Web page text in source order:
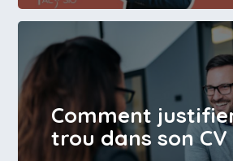
Comment
trou dans son CV